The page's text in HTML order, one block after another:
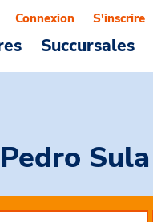
Succursales
Connexion S'inscrire
Sula